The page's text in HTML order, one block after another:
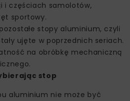
i częściach samolotów,
sportowy.
stopy aluminium, czyli
ujęte w poprzednich seriach.
na obróbkę mechaniczną
stop
aluminium nie może być